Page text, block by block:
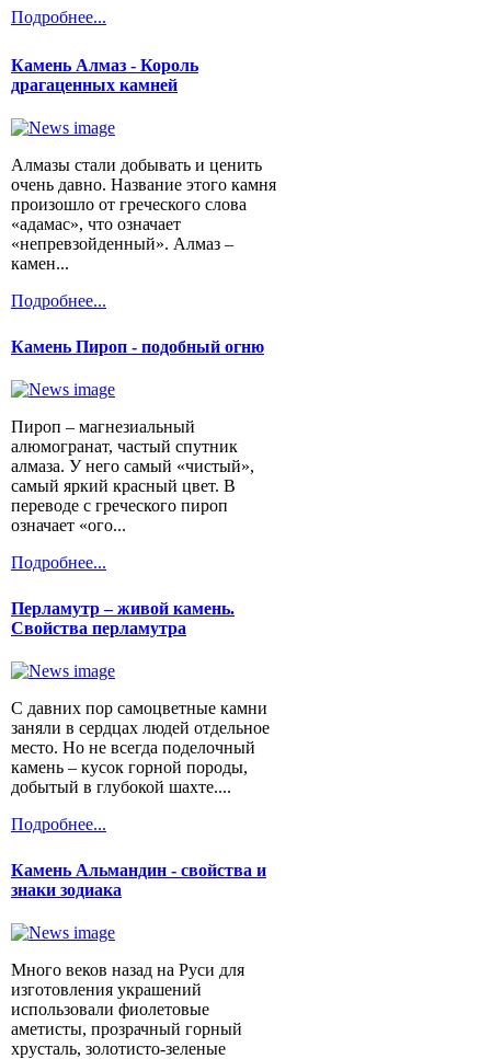
Подробнее...
Камень Алмаз - Король
драгаценных камней
Алмазы стали добывать и ценить
очень давно. Название этого камня
произошло от греческого слова
«адамас», что означает
«непревзойденный». Алмаз –
камен...
Подробнее...
Камень Пироп - подобный огню
Пироп – магнезиальный
алюмогранат, частый спутник
алмаза. У него самый «чистый»,
самый яркий красный цвет. В
переводе с греческого пироп
означает «ого...
Подробнее...
Перламутр – живой камень.
Свойства перламутра
С давних пор самоцветные камни
заняли в сердцах людей отдельное
место. Но не всегда поделочный
камень – кусок горной породы,
добытый в глубокой шахте....
Подробнее...
Камень Альмандин - свойства и
знаки зодиака
Много веков назад на Руси для
изготовления украшений
использовали фиолетовые
аметисты, прозрачный горный
хрусталь, золотисто-зеленые